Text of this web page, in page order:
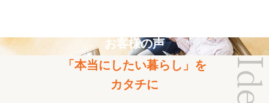
お客様の声
「本当にしたい暮らし」を
カタチに